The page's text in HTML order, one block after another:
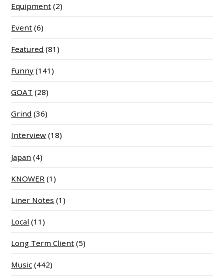
Equipment (2)
Event (6)
Featured (81)
Funny (141)
GOAT (28)
Grind (36)
Interview (18)
Japan (4)
KNOWER (1)
Liner Notes (1)
Local (11)
Long Term Client (5)
Music (442)